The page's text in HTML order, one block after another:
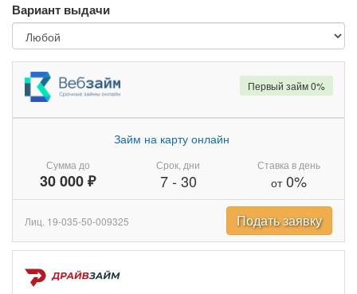
Вариант выдачи
Сумма до
30 000 ₽
Займ на карту онлайн
Срок, дни
7- 30
Ставка в день
от0%
Первый займ 0%
Лиц. 19-035-50-009325 Подать заявку